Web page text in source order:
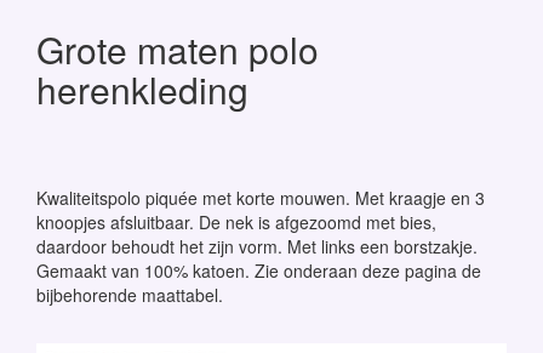
Grote maten polo
herenkleding
Kwaliteitspolo piquée met korte mouwen. Met kraagje en 3
knoopjes afsluitbaar. De nek is afgezoomd met bies,
daardoor behoudt het zijn vorm. Met links een borstzakje.
Gemaakt van 100% katoen. Zie onderaan deze pagina de
bijbehorende maattabel.